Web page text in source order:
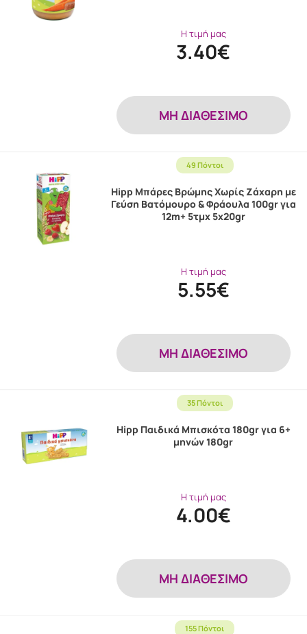
Η τιμή μας
3.40€
MH ΔΙΑΘΕΣΙΜΟ
49 Πόντοι
Hipp Μπάρες Βρώμης Χωρίς Ζάχαρη με
Γεύση Βατόμουρο & Φράουλα 100gr για
12m+ 5τμχ 5x20gr
Η τιμή μας
5.55€
MH ΔΙΑΘΕΣΙΜΟ
35 Πόντοι
Hipp Παιδικά Μπισκότα 180gr για 6+
μηνών 180gr
Η τιμή μας
4.00€
MH ΔΙΑΘΕΣΙΜΟ
155 Πόντοι